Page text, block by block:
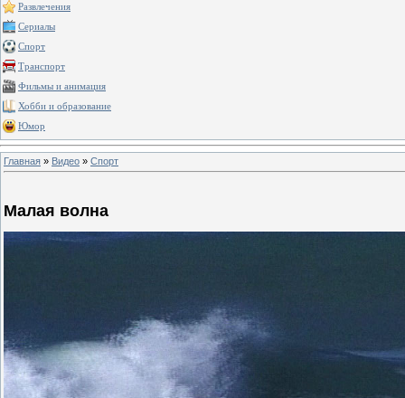
Развлечения
Сериалы
Спорт
Транспорт
Фильмы и анимация
Хобби и образование
Юмор
Главная » Видео » Спорт
Малая волна